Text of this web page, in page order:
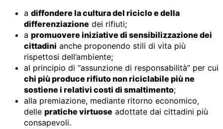
a diffondere la cultura del riciclo e della
differenziazione dei rifiuti;
a promuovere iniziative di sensibilizzazione dei
cittadini anche proponendo stili di vita più
rispettosi dell’ambiente;
al principio di “assunzione di responsabilità” per cui
chi più produce rifiuto non riciclabile più ne
sostiene i relativi costi di smaltimento;
alla premiazione, mediante ritorno economico,
delle pratiche virtuose adottate dai cittadini più
consapevoli.